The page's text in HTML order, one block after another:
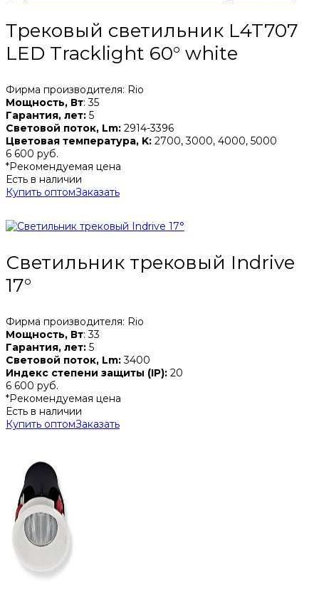
Трековый светильник L4T707
LED Tracklight 60° white
Фирма производителя: Rio
Мощность, Вт: 35
Гарантия, лет: 5
Световой поток, Lm: 2914-3396
Цветовая температура, K: 2700, 3000, 4000, 5000
6 600 руб.
*Рекомендуемая цена
Есть в наличии
Купить оптомЗаказать
Светильник трековый Indrive
17°
Фирма производителя: Rio
Мощность, Вт: 33
Гарантия, лет: 5
Световой поток, Lm:3400
Индекс степени защиты (IP): 20
6 600 руб.
*Рекомендуемая цена
Есть в наличии
Купить оптомЗаказать